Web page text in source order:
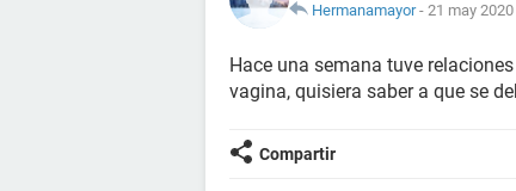
Hermanamayor- 21 may
Hace una semana tuve
vagina, quisiera saber a que se
Compartir